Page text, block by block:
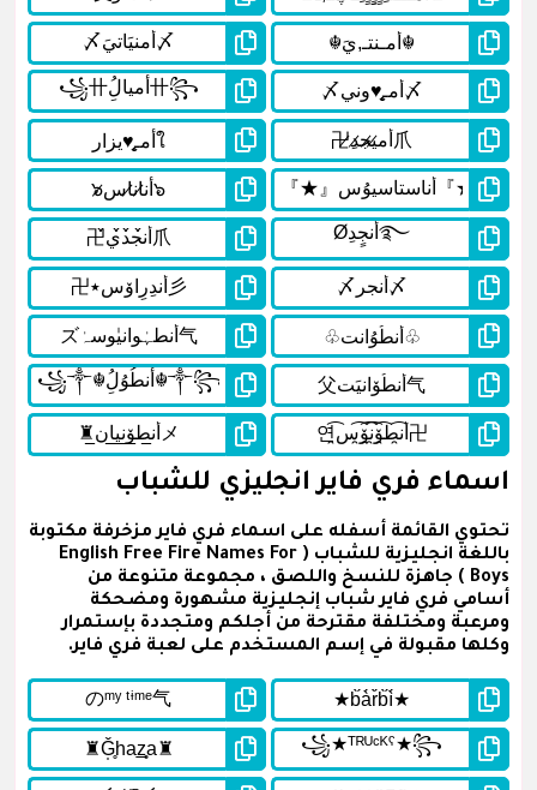
اسماء فري فاير انجليزي للشباب
تحتوي القائمة أسفله على اسماء فري فاير مزخرفة مكتوبة
باللغة انجليزية للشباب ( English Free Fire Names For
Boys ) جاهزة للنسخ واللصق ، مجموعة متنوعة من
أسامي فري فاير شباب إنجليزية مشهورة ومضحكة
ومرعبة ومختلفة مقترحة من أجلكم ومتجددة بإستمرار
وكلها مقبولة في إسم المستخدم على لعبة فري فاير.